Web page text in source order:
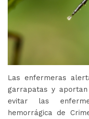
Las enfermeras
garrapatas y
evitar las
hemorrágica de